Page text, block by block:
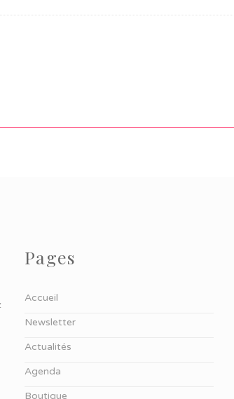
Pages
Accueil
Newsletter
Actualités
Agenda
Boutique